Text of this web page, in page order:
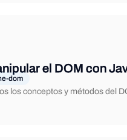
el DOM con
dom
los conceptos y métodos del